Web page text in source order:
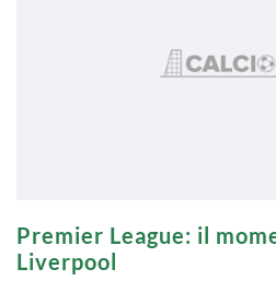
Premier League: il
Liverpool